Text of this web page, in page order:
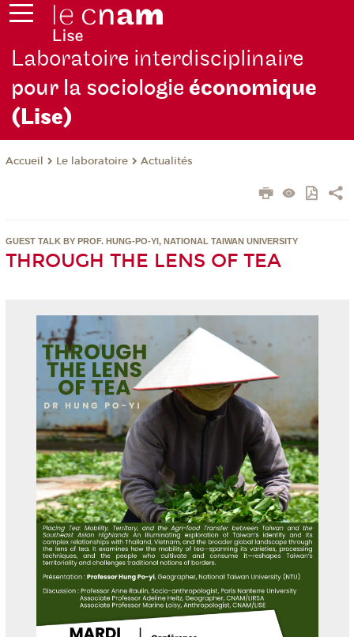
Laboratoire interdisciplinaire
pour la sociologieéconomique
(Lise)
Accueil Le laboratoire Actualités
GUEST TALK BY PROF. HUNG-PO-YI, NATIONAL TAIWAN UNIVERSITY
THROUGH THE LENS OF TEA